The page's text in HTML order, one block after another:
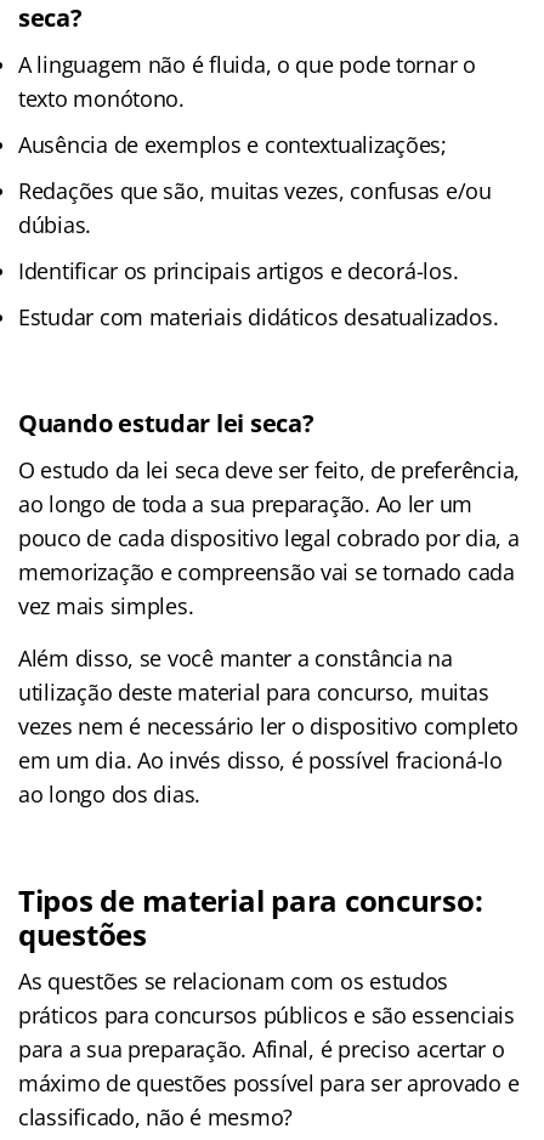
seca?
A linguagem não é fluida, o que pode tornar o
texto monótono.
Ausência de exemplos e contextualizações;
Redações que são, muitas vezes, confusas e/ou
dúbias.
Identificar os principais artigos e decorá-los.
Estudar com materiais didáticos desatualizados.
Quando estudar lei seca?
O estudo da lei seca deve ser feito, de preferência,
ao longo de toda a sua preparação. Ao ler um
pouco de cada dispositivo legal cobrado por dia, a
memorização e compreensão vai se tornado cada
vez mais simples.
Além disso, se você manter a constância na
utilização deste material para concurso, muitas
vezes nem é necessário ler o dispositivo completo
em um dia. Ao invés disso, é possível fracioná-lo
ao longo dos dias.
Tipos de material para concurso:
questões
As questões se relacionam com os estudos
práticos para concursos públicos e são essenciais
para a sua preparação. Afinal, é preciso acertar o
máximo de questões possível para ser aprovado e
classificado, não é mesmo?